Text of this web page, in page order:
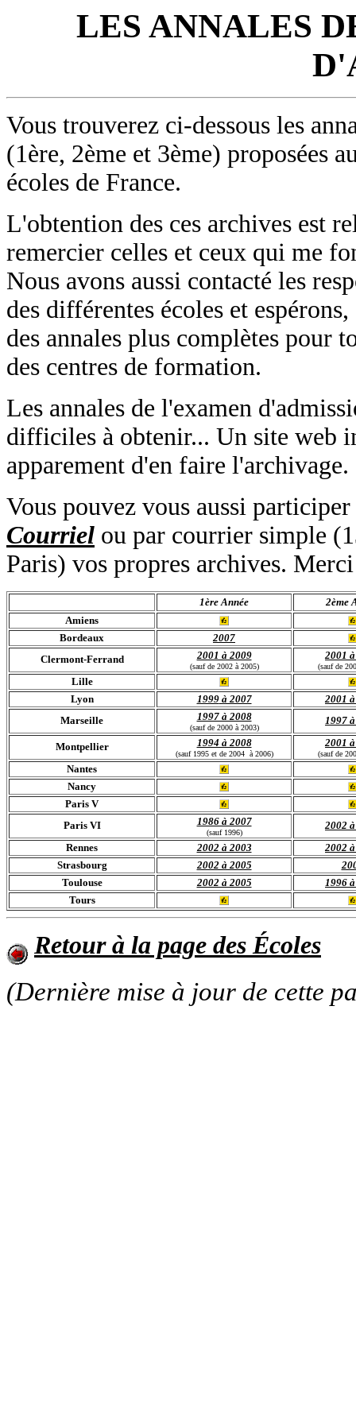
LES ANNALES
Vous trouverez ci-dessous les
(1ère, 2ème et 3ème) proposées
écoles de France.
L'obtention des ces archives est
remercier celles et ceux qui me
Nous avons aussi contacté les
des différentes écoles et
des annales plus complètes pour
des centres de formation.
Les annales de l'examen
difficiles à obtenir... Un site web
apparement d'en faire
Vous pouvez vous aussi
Courriel ou par courrier simple
Paris) vos propres archives.
1ère Année
2ème
Amiens
Bordeaux
2007
Clermont-Ferrand
2001 à 2009
(sauf de 2002 à 2005)
2001
(sauf de
Lille
Lyon
1999à 2007
2001
Marseille
1997 à 2008
(sauf de 2000 à 2003)
1997
Montpellier 1994 à 2008
(sauf 1995 et de 2004 à 2006)
2001
(sauf de
Nantes
Nancy
Paris V
Paris VI
1986 à 2007
(sauf 1996)
2002
Rennes
2002 à 2003
2002
Strasbourg
2002 à 2005
Toulouse
2002 à 2005
1996
Tours
Retour à la page des Écoles
(Dernière mise à jour de cette